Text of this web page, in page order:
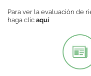
Para ver la evaluación de
haga clic aquí